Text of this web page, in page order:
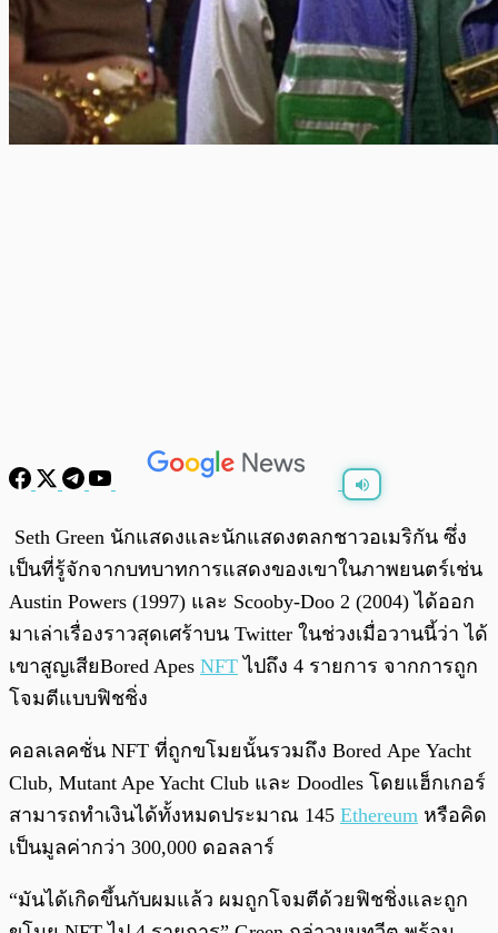
พร้อมเล่น /0:00
Seth Green นักแสดงและนักแสดงตลกชาวอเมริกัน ซึ่ง
เป็นที่รู้จักจากบทบาทการแสดงของเขาในภาพยนตร์เช่น
Austin Powers (1997) และ Scooby-Doo 2 (2004) ได้ออก
มาเล่าเรื่องราวสุดเศร้าบน Twitter ในช่วงเมื่อวานนี้ว่า ได้
เขาสูญเสียBored Apes NFT ไปถึง 4 รายการ จากการถูก
โจมตีแบบฟิชชิ่ง
คอลเลคชั่น NFT ที่ถูกขโมยนั้นรวมถึง Bored Ape Yacht
Club, Mutant Ape Yacht Club และ Doodles โดยแฮ็กเกอร์
สามารถทำเงินได้ทั้งหมดประมาณ 145 Ethereum หรือคิด
เป็นมูลค่ากว่า 300,000 ดอลลาร์
“มันได้เกิดขึ้นกับผมแล้ว ผมถูกโจมตีด้วยฟิชชิ่งและถูก